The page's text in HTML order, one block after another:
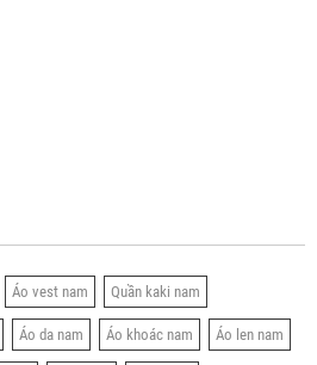
Áo vest nam Quần kaki nam
Áo da nam Áo khoác nam Áo len nam